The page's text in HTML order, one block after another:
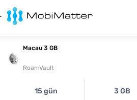
Macau 3 GB
RoamVault
15 gün 3 GB